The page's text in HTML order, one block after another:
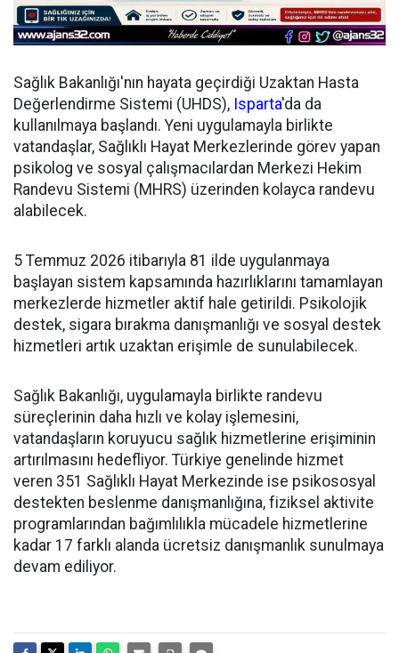
Sağlık Bakanlığı'nın hayata geçirdiği Uzaktan Hasta
Değerlendirme Sistemi (UHDS), Isparta'da da
kullanılmaya başlandı. Yeni uygulamayla birlikte
vatandaşlar, Sağlıklı Hayat Merkezlerinde görev yapan
psikolog ve sosyal çalışmacılardan Merkezi Hekim
Randevu Sistemi (MHRS) üzerinden kolayca randevu
alabilecek.
5 Temmuz 2026 itibarıyla 81 ilde uygulanmaya
başlayan sistem kapsamında hazırlıklarını tamamlayan
merkezlerde hizmetler aktif hale getirildi. Psikolojik
destek, sigara bırakma danışmanlığı ve sosyal destek
hizmetleri artık uzaktan erişimle de sunulabilecek.
Sağlık Bakanlığı, uygulamayla birlikte randevu
süreçlerinin daha hızlı ve kolay işlemesini,
vatandaşların koruyucu sağlık hizmetlerine erişiminin
artırılmasını hedefliyor. Türkiye genelinde hizmet
veren 351 Sağlıklı Hayat Merkezinde ise psikososyal
destekten beslenme danışmanlığına, fiziksel aktivite
programlarından bağımlılıkla mücadele hizmetlerine
kadar 17 farklı alanda ücretsiz danışmanlık sunulmaya
devam ediliyor.